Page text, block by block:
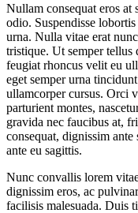
Nullam consequat eros
odio. Suspendisse
urna. Nulla vitae erat
tristique. Ut semper
feugiat rhoncus velit eu
eget semper urna
ullamcorper cursus. Orci
parturient montes,
gravida nec faucibus at,
consequat, dignissim
ante eu sagittis.
Nunc convallis lorem
dignissim eros, ac
facilisis malesuada. Duis